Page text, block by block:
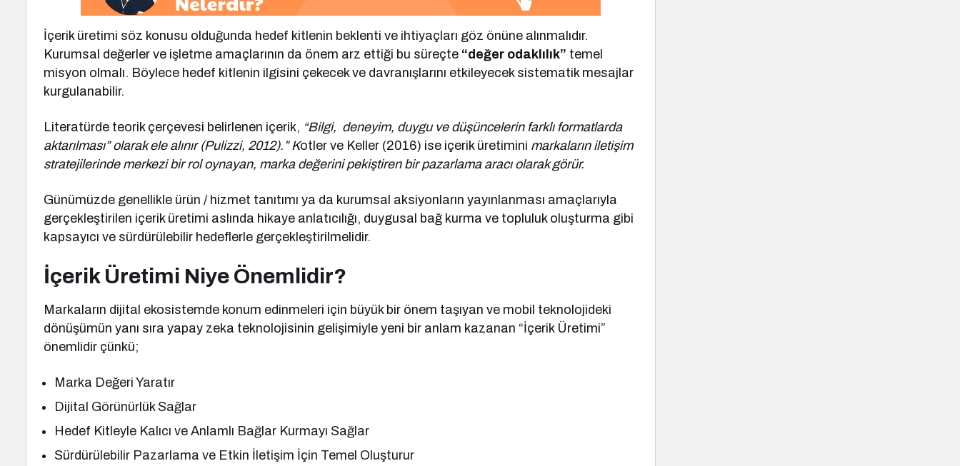
İçerik üretimi söz konusu olduğunda hedef kitlenin beklenti ve ihtiyaçları göz önüne alınmalıdır.
Kurumsal değerler ve işletme amaçlarının da önem arz ettiği bu süreçte “değer odaklılık” temel
misyon olmalı. Böylece hedef kitlenin ilgisini çekecek ve davranışlarını etkileyecek sistematik mesajlar
kurgulanabilir.
Literatürde teorik çerçevesi belirlenen içerik, “Bilgi, deneyim, duygu ve düşüncelerin farklı formatlarda
aktarılması” olarak ele alınır (Pulizzi, 2012).” Kotler ve Keller (2016) ise içerik üretimini markaların iletişim
stratejilerinde merkezi bir rol oynayan, marka değerini pekiştiren bir pazarlama aracı olarak görür.
Günümüzde genellikle ürün / hizmet tanıtımı ya da kurumsal aksiyonların yayınlanması amaçlarıyla
gerçekleştirilen içerik üretimi aslında hikaye anlatıcılığı, duygusal bağ kurma ve topluluk oluşturma gibi
kapsayıcı ve sürdürülebilir hedeflerle gerçekleştirilmelidir.
İçerik Üretimi Niye Önemlidir?
Markaların dijital ekosistemde konum edinmeleri için büyük bir önem taşıyan ve mobil teknolojideki
dönüşümün yanı sıra yapay zeka teknolojisinin gelişimiyle yeni bir anlam kazanan “İçerik Üretimi”
önemlidir çünkü;
Marka Değeri Yaratır
Dijital Görünürlük Sağlar
Hedef Kitleyle Kalıcı ve Anlamlı Bağlar Kurmayı Sağlar
Sürdürülebilir Pazarlama ve Etkin İletişim İçin Temel Oluşturur